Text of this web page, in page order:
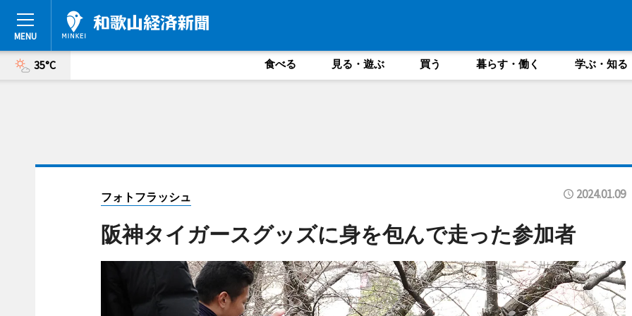
35°C 食べる 見る・遊ぶ 買う 暮らす・働く 学ぶ・知る
フォトフラッシュ 2024.01.09
阪神タイガースグッズに身を包んで走った参加者